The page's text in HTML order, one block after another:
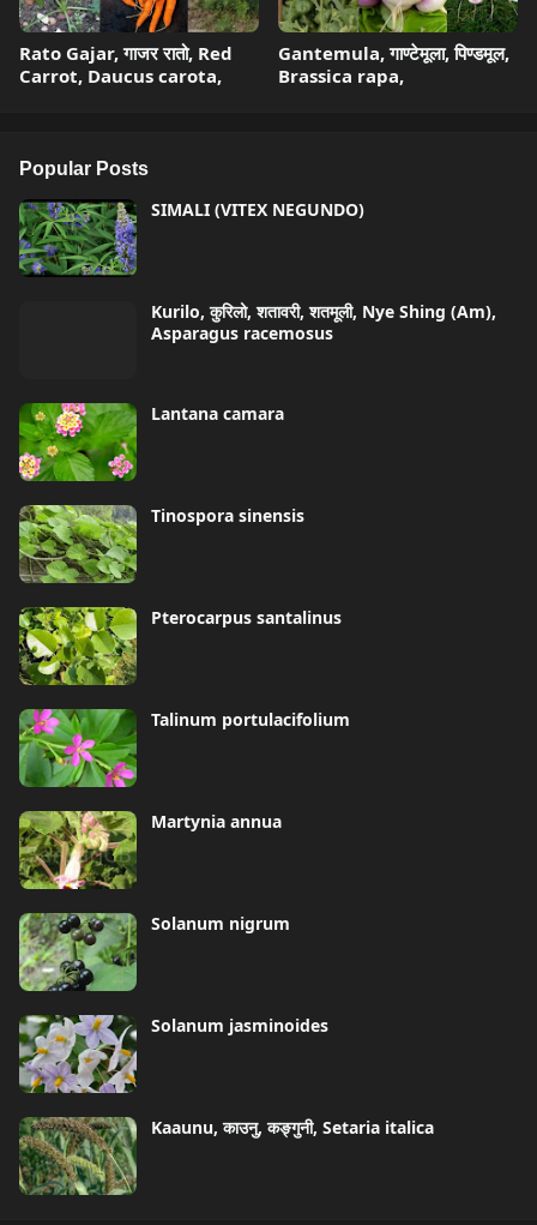
Rato Gajar, गाजर रातो, Red
Carrot, Daucus carota,
Gantemula, गाण्टेमूला, पिण्डमूल,
Brassica rapa,
Popular Posts
SIMALI (VITEX NEGUNDO)
Kurilo, कुरिलो, शतावरी, शतमूली, Nye Shing (Am),
Asparagus racemosus
Lantana camara
Tinospora sinensis
Pterocarpus santalinus
Talinum portulacifolium
Martynia annua
Solanum nigrum
Solanum jasminoides
Kaaunu, काउनु, कङ्गुनी, Setaria italica